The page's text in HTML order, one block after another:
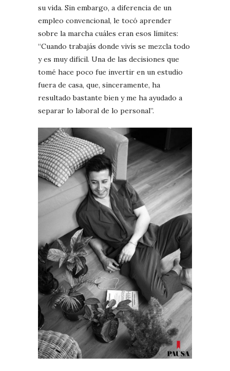
su vida. Sin embargo, a diferencia de un
empleo convencional, le tocó aprender
sobre la marcha cuáles eran esos límites:
“Cuando trabajás donde vivís se mezcla todo
y es muy difícil. Una de las decisiones que
tomé hace poco fue invertir en un estudio
fuera de casa, que, sinceramente, ha
resultado bastante bien y me ha ayudado a
separar lo laboral de lo personal”.